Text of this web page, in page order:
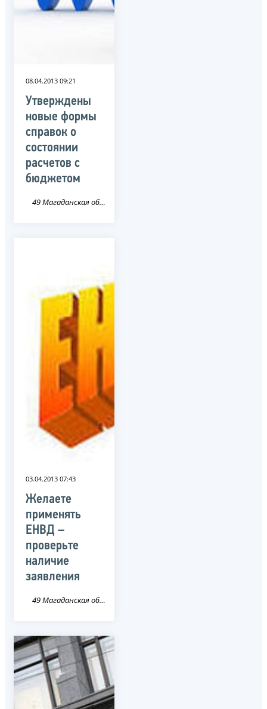
08.04.2013 09:21
Утверждены
новые формы
справок о
состоянии
расчетов с
бюджетом
49 Магаданская область
03.04.2013 07:43
Желаете
применять
ЕНВД –
проверьте
наличие
заявления
49 Магаданская область